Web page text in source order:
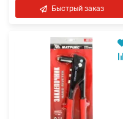
Быстрый заказ